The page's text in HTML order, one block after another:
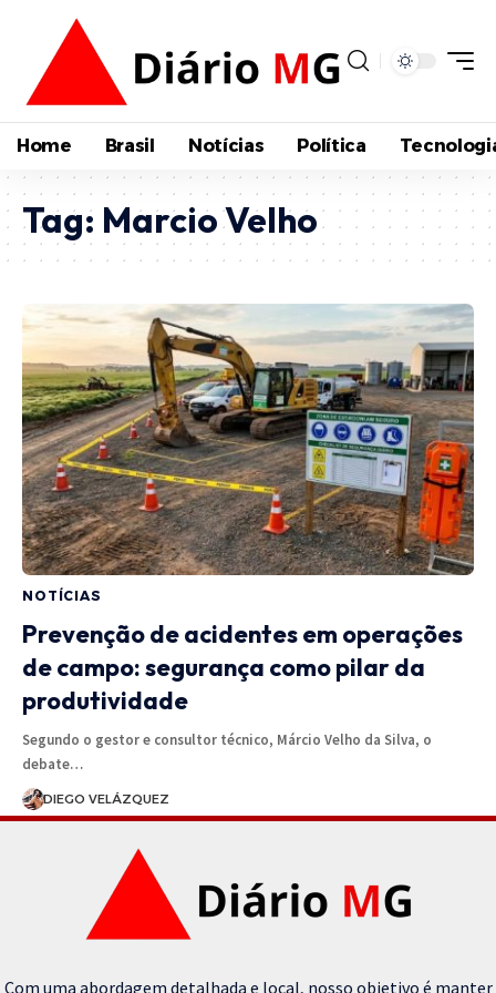
Home Brasil Notícias Política
Tag: Marcio Velho
NOTÍCIAS
Prevenção de acidentes em operações
de campo: segurança como pilar da
produtividade
Segundo o gestor e consultor técnico, Márcio Velho da Silva, o
debate…
DIEGO VELÁZQUEZ
Com uma abordagem detalhada e local, nosso objetivo é manter